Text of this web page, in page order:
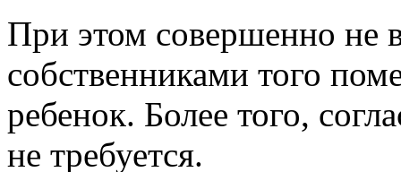
При этом совершенно не
собственниками того
ребенок. Более того,
не требуется.